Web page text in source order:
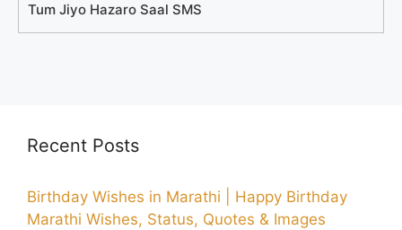
Tum Jiyo Hazaro Saal SMS
Recent Posts
Birthday Wishes in Marathi | Happy Birthday
Marathi Wishes, Status, Quotes & Images